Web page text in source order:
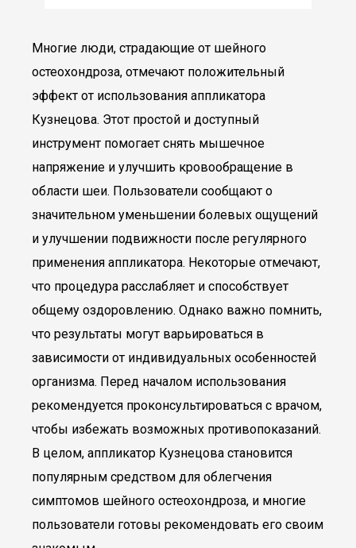
Многие люди, страдающие от шейного
остеохондроза, отмечают положительный
эффект от использования аппликатора
Кузнецова. Этот простой и доступный
инструмент помогает снять мышечное
напряжение и улучшить кровообращение в
области шеи. Пользователи сообщают о
значительном уменьшении болевых ощущений
и улучшении подвижности после регулярного
применения аппликатора. Некоторые отмечают,
что процедура расслабляет и способствует
общему оздоровлению. Однако важно помнить,
что результаты могут варьироваться в
зависимости от индивидуальных особенностей
организма. Перед началом использования
рекомендуется проконсультироваться с врачом,
чтобы избежать возможных противопоказаний.
В целом, аппликатор Кузнецова становится
популярным средством для облегчения
симптомов шейного остеохондроза, и многие
пользователи готовы рекомендовать его своим